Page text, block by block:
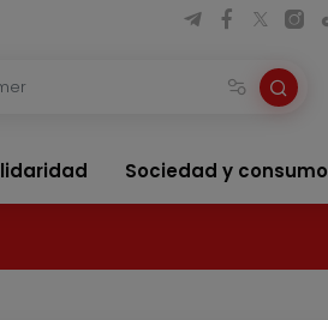
Sociedad y consumo